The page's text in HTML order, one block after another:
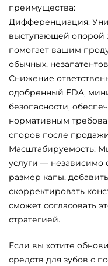
преимущества:
Дифференциация:
выступающей опорой
помогает вашим
обычных,
Снижение
одобренный FDA,
безопасности,
нормативным
споров после
Масштабируемость:
услуги — независимо
размер капы,
скорректировать
сможет согласовать
стратегией.
Если вы хотите
средств для зубов с